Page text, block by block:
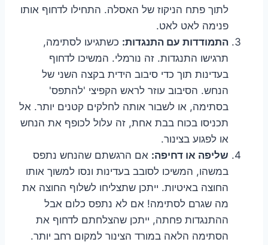
לתוך פתח הניקוז של האסלה. התחילו לדחוף אותו
פנימה לאט לאט.
התמודדות עם התנגדות: כשתגיעו לסתימה,
תרגישו התנגדות. זה נורמלי. המשיכו לדחוף
בעדינות תוך כדי סיבוב הידית בקצה השני של
הנחש. הסיבוב עוזר לראש הקפיצי 'להתפס'
בסתימה, או לשבור אותה לחלקים קטנים יותר. אל
תכניסו בכוח בבת אחת, זה עלול לכופף את הנחש
או לפגוע בצינור.
שליפה או דחיפה: אם הרגשתם שהנחש נתפס
במשהו, המשיכו לסובב בעדינות ונסו למשוך אותו
החוצה באיטיות. ייתכן שתצליחו לשלוף החוצה את
מה שגרם לסתימה! אם לא נתפס כלום אבל
ההתנגדות פחתה, ייתכן שהצלחתם לדחוף את
הסתימה הלאה במורד הצינור למקום רחב יותר.